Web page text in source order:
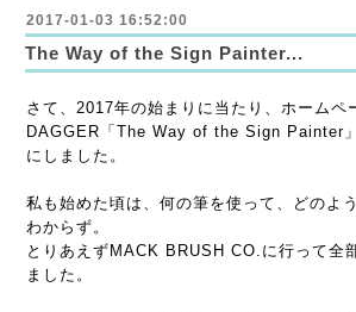
2017-01-03 16:52:00
The Way of the Sign Painter...
さて、2017年の始まりに当たり、ホームペ
DAGGER「The Way of the Sign Painter」
にしました。
私も始めた頃は、何の筆を使って、どのよ
わからず。
とりあえずMACK BRUSH CO.に行って全
ました。